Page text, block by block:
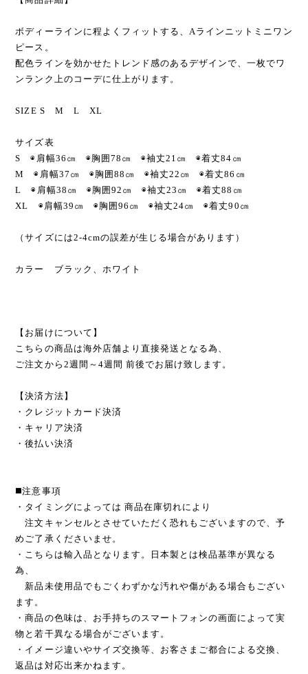
ボディーラインに程よくフィットする、Aラインニットミニワン
ピース。
配色ラインを効かせたトレンド感のあるデザインで、一枚でワ
ンランク上のコーデに仕上がります。
SIZE S M L XL
サイズ表
S ◉肩幅36㎝ ◉胸囲78㎝ ◉袖丈21㎝ ◉着丈84㎝
M ◉肩幅37㎝ ◉胸囲88㎝ ◉袖丈22㎝ ◉着丈86㎝
L ◉肩幅38㎝ ◉胸囲92㎝ ◉袖丈23㎝ ◉着丈88㎝
XL ◉肩幅39㎝ ◉胸囲96㎝ ◉袖丈24㎝ ◉着丈90㎝
（サイズには2-4cmの誤差が生じる場合があります）
カラー ブラック、ホワイト
【お届けについて】
こちらの商品は海外店舗より直接発送となる為、
ご注文から2週間～4週間 前後でお届け致します。
【決済方法】
・クレジットカード決済
・キャリア決済
・後払い決済
◼️注意事項
・タイミングによっては 商品在庫切れにより
注文キャンセルとさせていただく恐れもございますので、予
めご了承くださいませ。
・こちらは輸入品となります。日本製とは検品基準が異なる
為、
新品未使用品でもごくわずかな汚れや傷がある場合もござい
ます。
・商品の色味は、お手持ちのスマートフォンの画面によって実
物と若干異なる場合がございます。
・イメージ違いやサイズ交換等、お客さまご都合による交換、
返品は対応出来かねます。